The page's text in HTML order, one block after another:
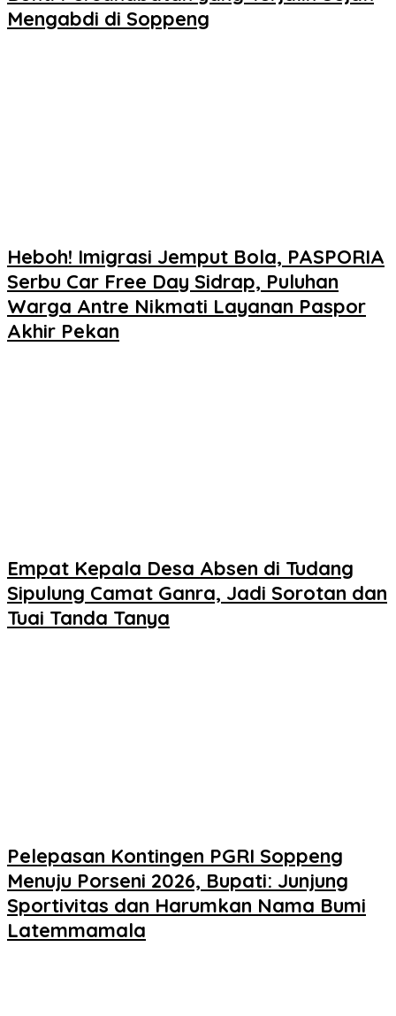
Mengabdi di Soppeng
Heboh! Imigrasi Jemput Bola, PASPORIA
Serbu Car Free Day Sidrap, Puluhan
Warga Antre Nikmati Layanan Paspor
Akhir Pekan
Empat Kepala Desa Absen di Tudang
Sipulung Camat Ganra, Jadi Sorotan dan
Tuai Tanda Tanya
Pelepasan Kontingen PGRI Soppeng
Menuju Porseni 2026, Bupati: Junjung
Sportivitas dan Harumkan Nama Bumi
Latemmamala